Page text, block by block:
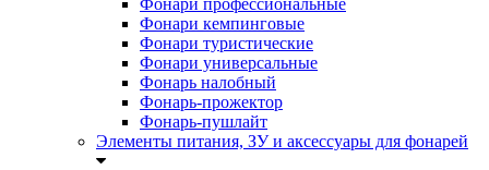
Фонари профессиональные
Фонари кемпинговые
Фонари туристические
Фонари универсальные
Фонарь налобный
Фонарь-прожектор
Фонарь-пушлайт
Элементы питания, ЗУ и аксессуары для фонарей